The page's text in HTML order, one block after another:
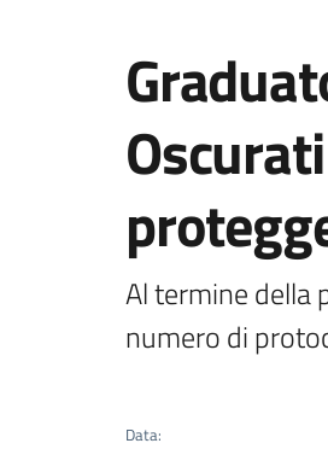
Al termine della
numero di
Data: